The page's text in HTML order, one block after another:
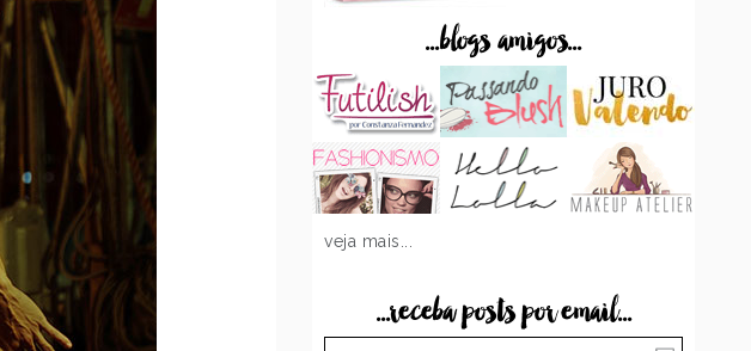
...blogs amigos...
veja mais...
...receba posts por email...